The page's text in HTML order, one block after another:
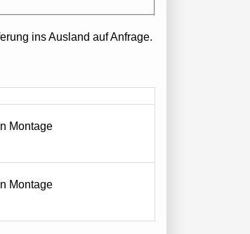
ins Ausland auf Anfrage.
Montage
Montage